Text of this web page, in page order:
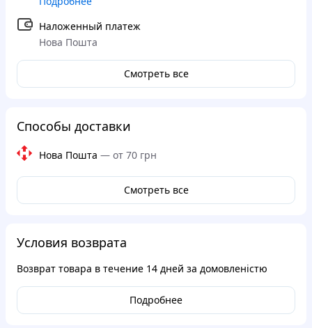
Наложенный платеж
Нова Пошта
Смотреть все
Способы доставки
Нова Пошта — от 70 грн
Смотреть все
Условия возврата
Возврат товара в течение 14 дней за домовленістю
Подробнее